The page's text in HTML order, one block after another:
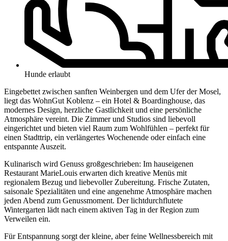
Hunde erlaubt
Eingebettet zwischen sanften Weinbergen und dem Ufer der Mosel,
liegt das WohnGut Koblenz – ein Hotel & Boardinghouse, das
modernes Design, herzliche Gastlichkeit und eine persönliche
Atmosphäre vereint. Die Zimmer und Studios sind liebevoll
eingerichtet und bieten viel Raum zum Wohlfühlen – perfekt für
einen Stadttrip, ein verlängertes Wochenende oder einfach eine
entspannte Auszeit.
Kulinarisch wird Genuss großgeschrieben: Im hauseigenen
Restaurant MarieLouis erwarten dich kreative Menüs mit
regionalem Bezug und liebevoller Zubereitung. Frische Zutaten,
saisonale Spezialitäten und eine angenehme Atmosphäre machen
jeden Abend zum Genussmoment. Der lichtdurchflutete
Wintergarten lädt nach einem aktiven Tag in der Region zum
Verweilen ein.
Für Entspannung sorgt der kleine, aber feine Wellnessbereich mit